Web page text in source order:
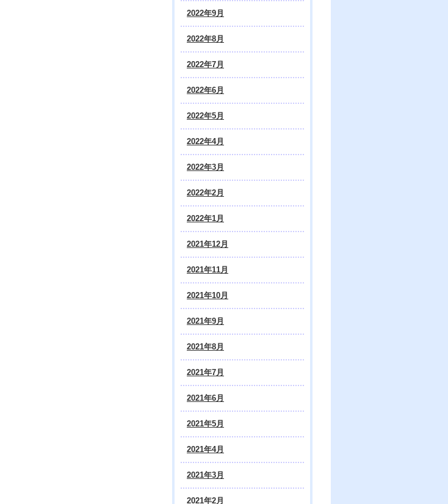
2022年9月
2022年8月
2022年7月
2022年6月
2022年5月
2022年4月
2022年3月
2022年2月
2022年1月
2021年12月
2021年11月
2021年10月
2021年9月
2021年8月
2021年7月
2021年6月
2021年5月
2021年4月
2021年3月
2021年2月